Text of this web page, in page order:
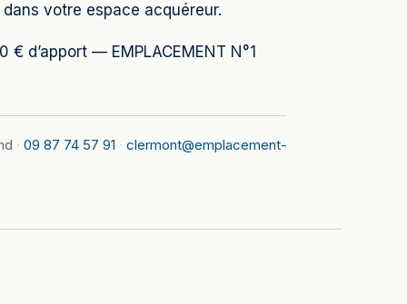
votre espace acquéreur.
d’apport — EMPLACEMENT N°1
· 09 87 74 57 91 · clermont@emplacement-